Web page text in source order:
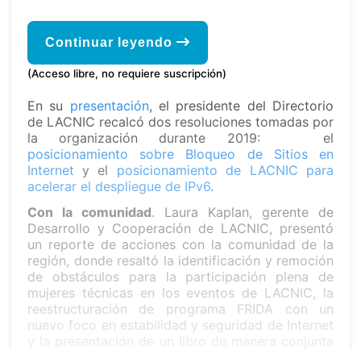
Continuar leyendo
(Acceso libre, no requiere suscripción)
En su presentación, el presidente del Directorio
de LACNIC recalcó dos resoluciones tomadas por
la organización durante 2019: el
posicionamiento sobre Bloqueo de Sitios en
Internet y el posicionamiento de LACNIC para
acelerar el despliegue de IPv6.
Con la comunidad. Laura Kaplan, gerente de
Desarrollo y Cooperación de LACNIC, presentó
un reporte de acciones con la comunidad de la
región, donde resaltó la identificación y remoción
de obstáculos para la participación plena de
mujeres técnicas en los eventos de LACNIC, la
reestructuración de programa FRIDA con un
nuevo foco en estabilidad y seguridad de Internet
y la presentación de un libro de manera conjunta